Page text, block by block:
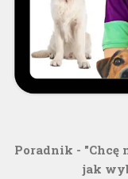
Poradnik - "Chcę
jak